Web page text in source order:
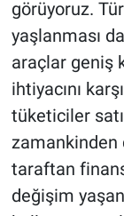
görüyoruz.
yaşlanması
araçlar geniş
ihtiyacını
tüketiciler
zamankinden
taraftan
değişim